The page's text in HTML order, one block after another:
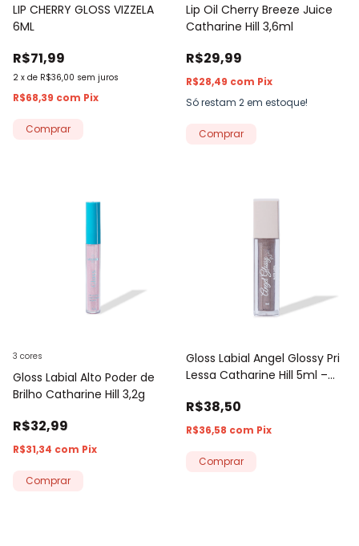
LIP CHERRY GLOSS VIZZELA
6ML
R$71,99
2 x de R$36,00 sem juros
R$68,39 com Pix
Lip Oil Cherry Breeze Juice
Catharine Hill 3,6ml
R$29,99
R$28,49 com Pix
Só restam 2em estoque!
Gloss Labial Alto Poder de
Brilho Catharine Hill 3,2g
R$32,99
R$31,34 com Pix
3 cores
Comprar
Gloss Labial Angel Glossy Pri
Lessa Catharine Hill 5ml –
R$38,50
R$36,58 com Pix